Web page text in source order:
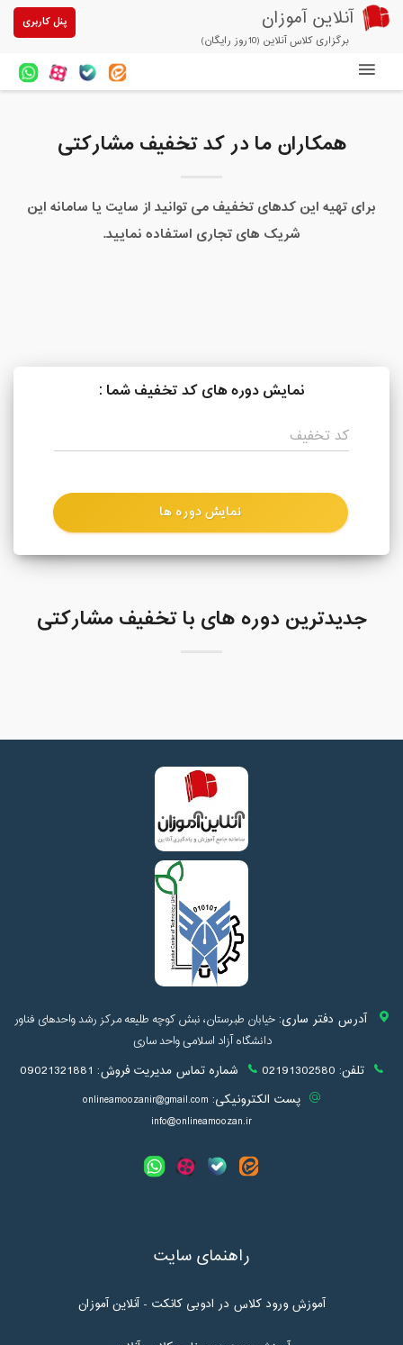
آنلاین آموزان
برگزاری کلاس آنلاین (10روز رایگان)
پنل کاربری
آزمون های آنلاین
خرید سرویس کلاس آنلاین
همکاران ما در کد تخفیف مشارکتی
برای تهیه این کدهای تخفیف می توانید از سایت یا سامانه این
شریک های تجاری استفاده نمایید.
نمایش دوره های کد تخفیف شما :
جدیدترین دوره های با تخفیف مشارکتی
آدرس دفتر ساری:خیابان طبرستان، نبش کوچه طلیعه مرکز رشد واحدهای فناور
دانشگاه آزاد اسلامی واحد ساری
تلفن: 02191302580 شماره تماس مدیریت فروش: 09021321881
پست الکترونیکی: onlineamoozanir@gmail.com
info@onlineamoozan.ir
راهنمای سایت
آموزش ورود کلاس در ادوبی کانکت - آنلاین آموزان